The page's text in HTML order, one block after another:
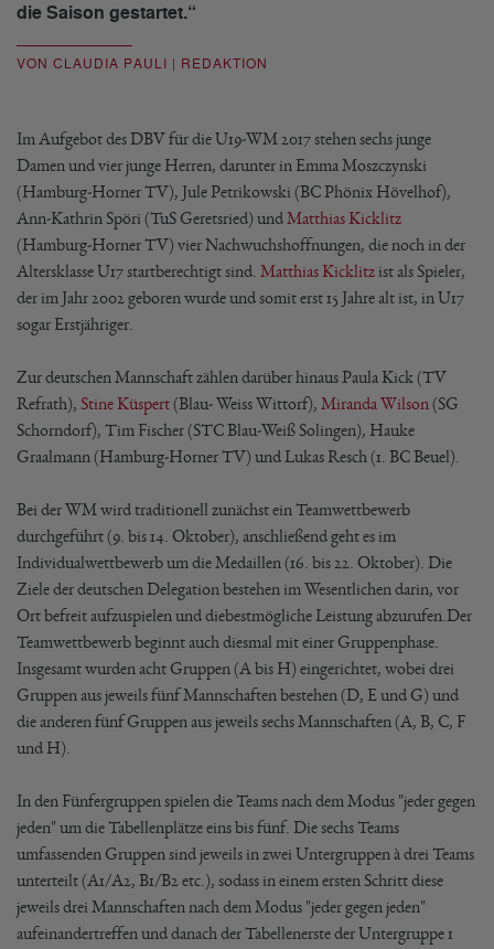
die Saison gestartet.“
VON CLAUDIA PAULI | REDAKTION
Im Aufgebot des DBV für die U19-WM 2017 stehen sechs junge
Damen und vier junge Herren, darunter in Emma Moszczynski
(Hamburg-Horner TV), Jule Petrikowski (BC Phönix Hövelhof),
Ann-Kathrin Spöri (TuS Geretsried) undMatthias Kicklitz
(Hamburg-Horner TV) vier Nachwuchshoffnungen, die noch in der
Altersklasse U17 startberechtigt sind. Matthias Kicklitz ist als Spieler,
der im Jahr 2002 geboren wurde und somit erst 15 Jahre alt ist, in U17
sogar Erstjähriger.
Zur deutschen Mannschaft zählen darüber hinaus Paula Kick (TV
Refrath), Stine Küspert(Blau- Weiss Wittorf), Miranda Wilson (SG
Schorndorf), Tim Fischer (STC Blau-Weiß Solingen), Hauke
Graalmann (Hamburg-Horner TV) und Lukas Resch (1. BC Beuel).
Bei der WM wird traditionell zunächst ein Teamwettbewerb
durchgeführt (9. bis 14. Oktober), anschließend geht es im
Individualwettbewerb um die Medaillen (16. bis 22. Oktober). Die
Ziele der deutschen Delegation bestehen im Wesentlichen darin, vor
Ort befreit aufzuspielen und diebestmögliche Leistung abzurufen.Der
Teamwettbewerb beginnt auch diesmal mit einer Gruppenphase.
Insgesamt wurden acht Gruppen (A bis H) eingerichtet, wobei drei
Gruppen aus jeweils fünf Mannschaften bestehen (D, E und G) und
die anderen fünf Gruppen aus jeweils sechs Mannschaften (A, B, C, F
und H).
In den Fünfergruppen spielen die Teams nach dem Modus "jeder gegen
jeden" um die Tabellenplätze eins bis fünf. Die sechs Teams
umfassenden Gruppen sind jeweils in zwei Untergruppen à drei Teams
unterteilt (A1/A2, B1/B2 etc.), sodass in einem ersten Schritt diese
jeweils drei Mannschaften nach dem Modus "jeder gegen jeden"
aufeinandertreffen und danach der Tabellenerste der Untergruppe 1